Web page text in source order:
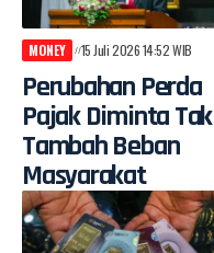
MONEY 15 Juli 2026 14:52 WIB
Perubahan Perda
Pajak Diminta Tak
Tambah Beban
Masyarakat